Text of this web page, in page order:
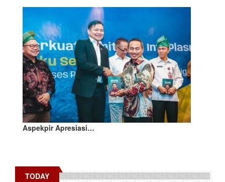
Aspekpir Apresiasi…
TODAY